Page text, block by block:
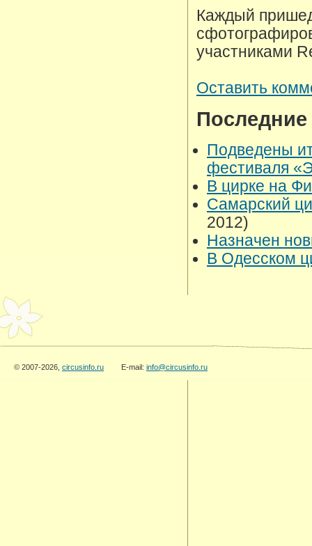
Каждый
участниками
Оставить
Подведены
фестиваля
В цирке на
Самарский
2012)
Назначен
В Одесском
© 2007-2026, circusinfo.ru E-mail: info@circusinfo.ru